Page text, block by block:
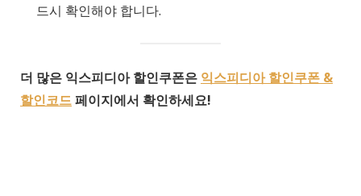
드시 확인해야 합니다.
더 많은 익스피디아 할인쿠폰은 익스피디아 할인쿠폰 &
할인코드페이지에서 확인하세요!